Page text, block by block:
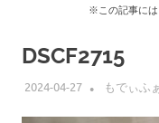
※この記事には
DSCF2715
2024-04-27 もでぃふ